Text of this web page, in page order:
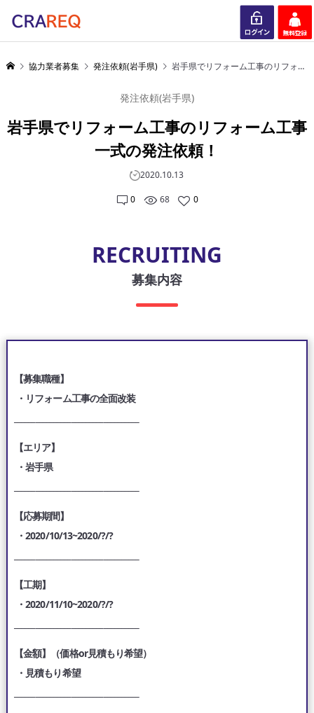
ログイン 会員登録
協力業者募集 発注依頼(岩手県) 岩手県でリフォーム工事のリフォーム工事一式の発注依頼！
発注依頼(岩手県)
岩手県でリフォーム工事のリフォーム工事
一式の発注依頼！
2020.10.13
0 68 0
RECRUITING
募集内容
【募集職種】
・リフォーム工事の全面改装
【エリア】
・岩手県
【応募期間】
・2020/10/13~2020/?/?
【工期】
・2020/11/10~2020/?/?
【金額】（価格or見積もり希望）
・見積もり希望